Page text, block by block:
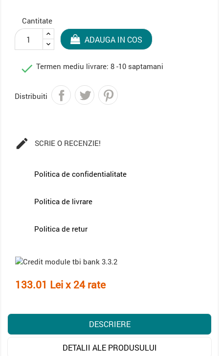
Cantitate
ADAUGA IN COS
 Termen mediu livrare: 8 -10 saptamani
Distribuiti
 SCRIE O RECENZIE!
Politica de confidentialitate
Politica de livrare
Politica de retur
133.01 Lei x 24 rate
DESCRIERE
DETALII ALE PRODUSULUI